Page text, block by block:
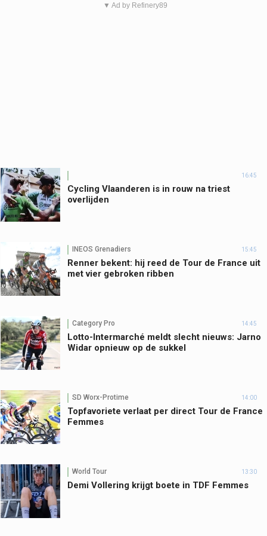
▼ Ad by Refinery89
16:45
Cycling Vlaanderen is in rouw na triest
overlijden
INEOS Grenadiers 15:45
Renner bekent: hij reed de Tour de France uit
met vier gebroken ribben
Category Pro 14:45
Lotto-Intermarché meldt slecht nieuws: Jarno
Widar opnieuw op de sukkel
SD Worx-Protime 14:00
Topfavoriete verlaat per direct Tour de France
Femmes
World Tour 13:30
Demi Vollering krijgt boete in TDF Femmes